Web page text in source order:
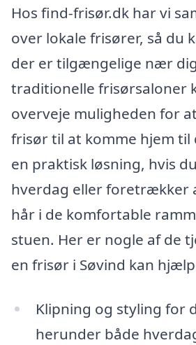
Hos find-frisør.dk har vi
over lokale frisører, så du
der er tilgængelige nær
traditionelle frisørsaloner
overveje muligheden for
frisør til at komme hjem til
en praktisk løsning, hvis
hverdag eller foretrækker
hår i de komfortable
stuen. Her er nogle af de
en frisør i Søvind kan
Klipning og styling for
herunder både